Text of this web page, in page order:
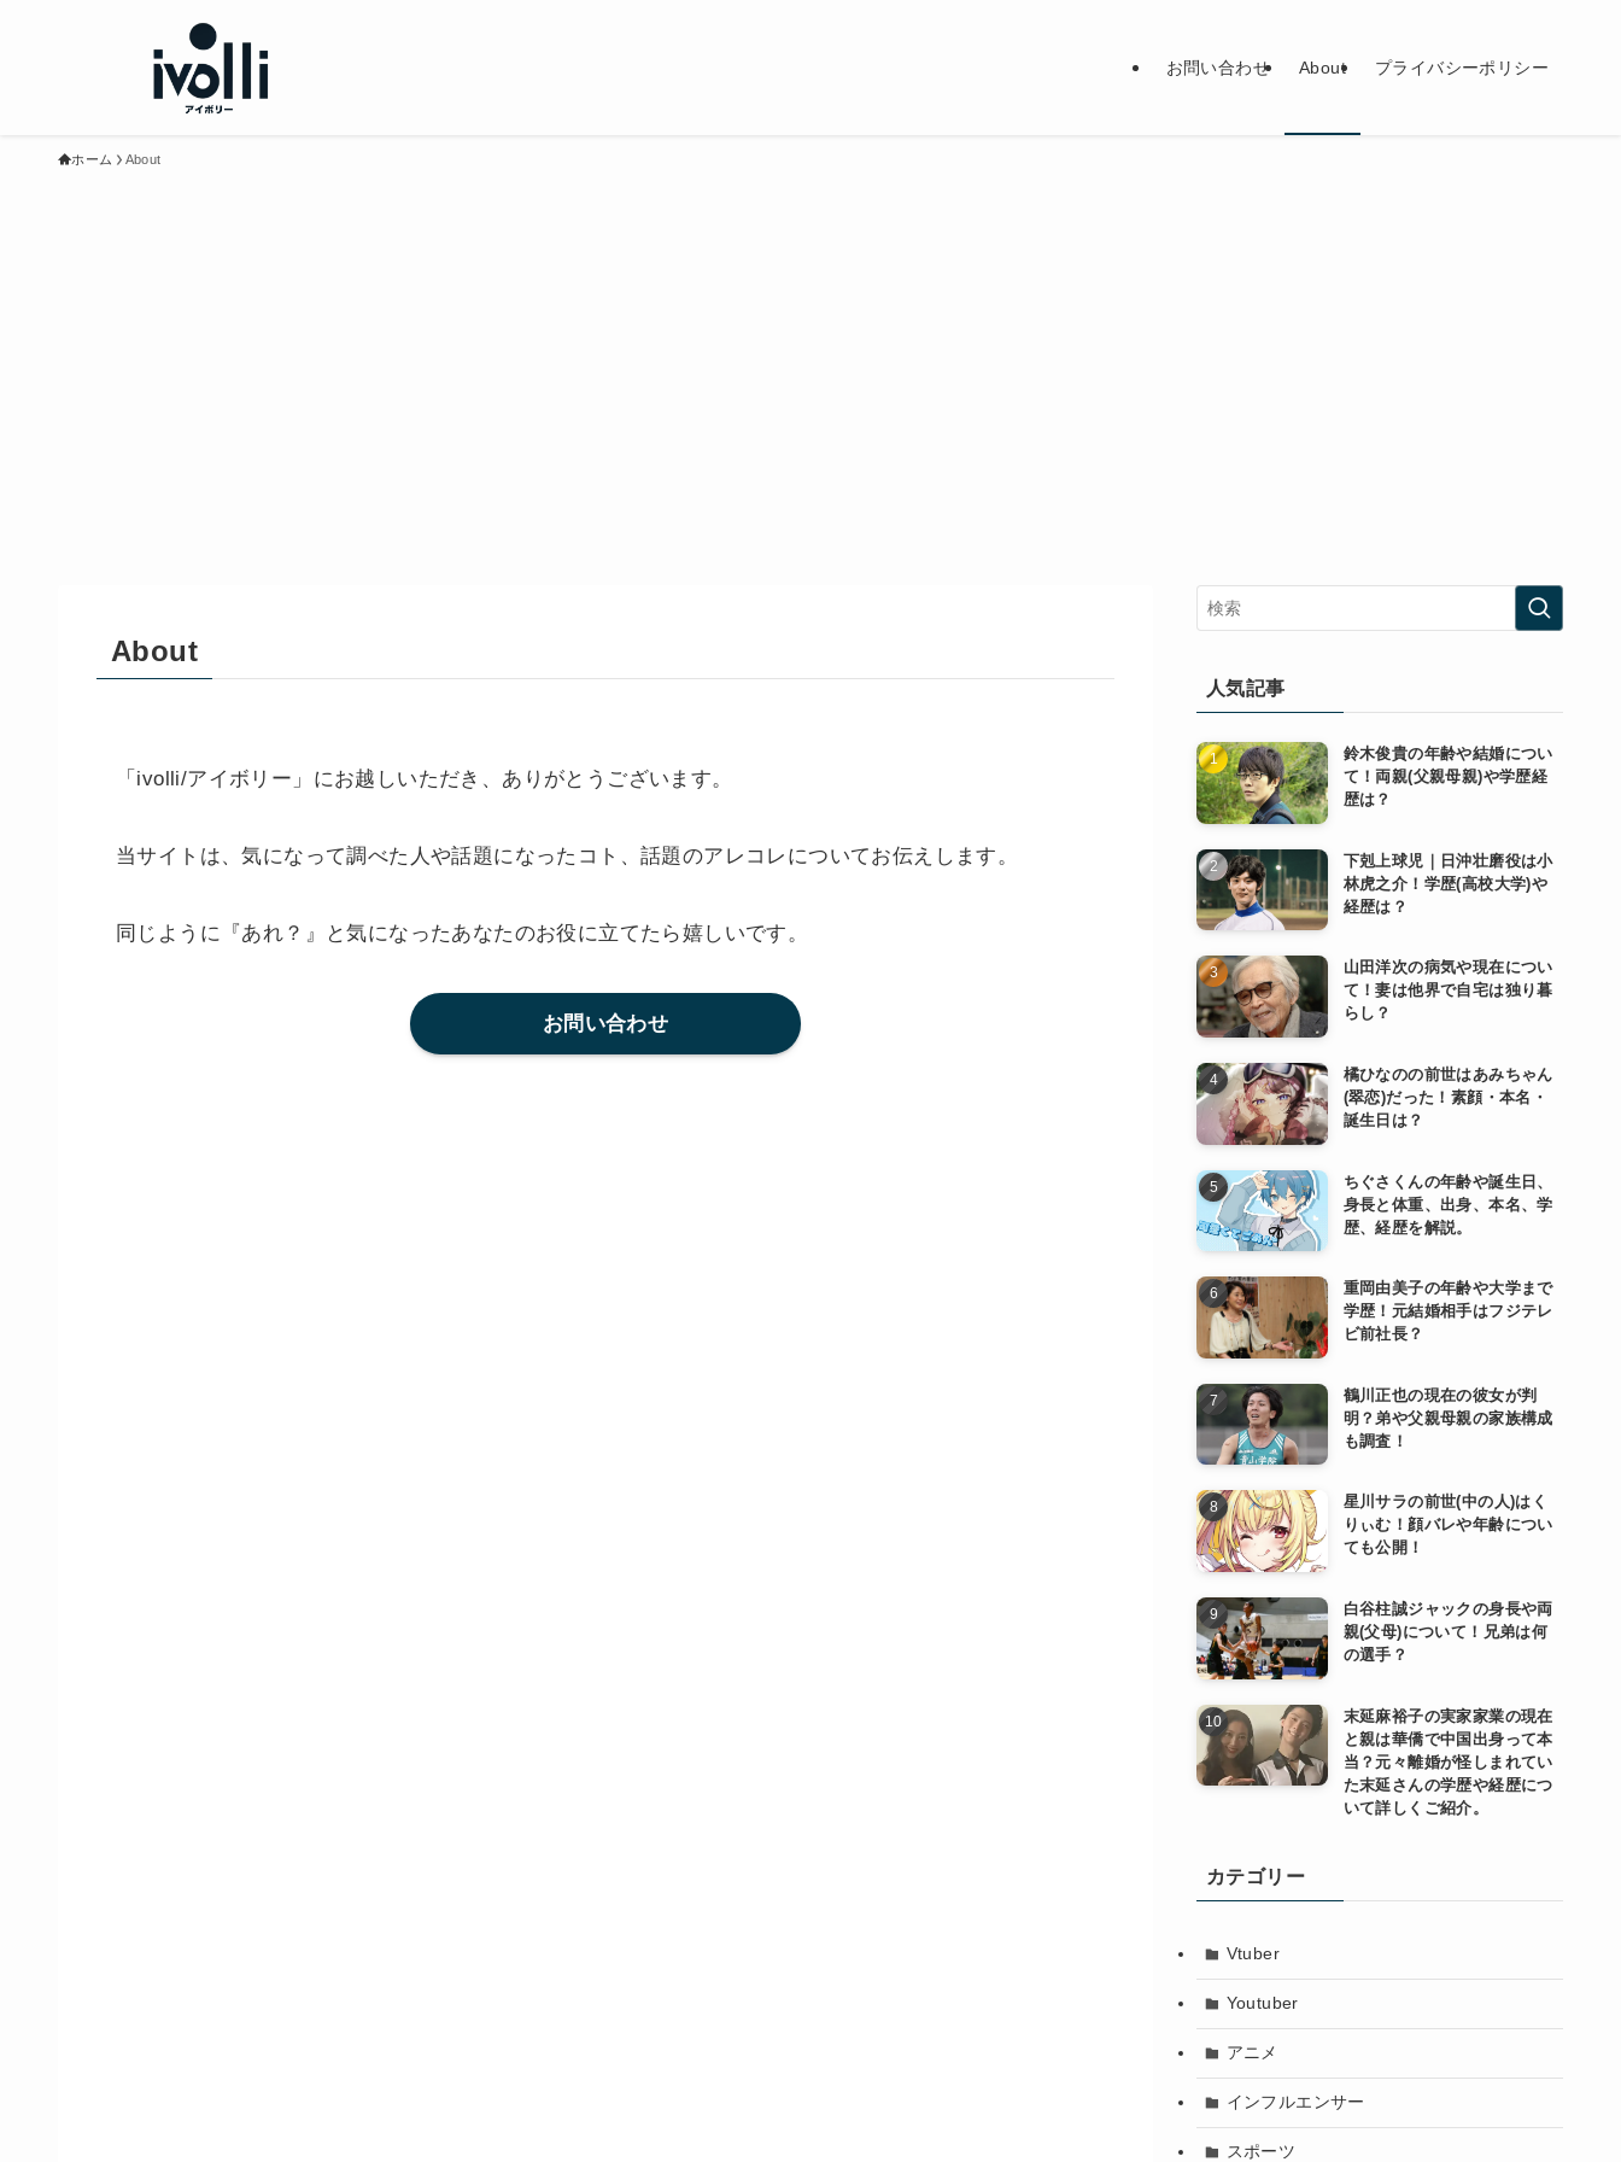
お問い合わせ About プライバシーポリシー
ホーム About
About
「ivolli/アイボリー」にお越しいただき、ありがとうございます。
当サイトは、気になって調べた人や話題になったコト、話題のアレコレについてお伝えします。
同じように『あれ？』と気になったあなたのお役に立てたら嬉しいです。
お問い合わせ
人気記事
鈴木俊貴の年齢や結婚につい
て！両親(父親母親)や学歴経
歴は？
下剋上球児｜日沖壮磨役は小
林虎之介！学歴(高校大学)や
経歴は？
山田洋次の病気や現在につい
て！妻は他界で自宅は独り暮
らし？
橘ひなのの前世はあみちゃん
(翠恋)だった！素顔・本名・
誕生日は？
ちぐさくんの年齢や誕生日、
身長と体重、出身、本名、学
歴、経歴を解説。
重岡由美子の年齢や大学まで
学歴！元結婚相手はフジテレ
ビ前社長？
鶴川正也の現在の彼女が判
明？弟や父親母親の家族構成
も調査！
星川サラの前世(中の人)はく
りぃむ！顔バレや年齢につい
ても公開！
白谷柱誠ジャックの身長や両
親(父母)について！兄弟は何
の選手？
末延麻裕子の実家家業の現在
と親は華僑で中国出身って本
当？元々離婚が怪しまれてい
た末延さんの学歴や経歴につ
いて詳しくご紹介。
カテゴリー
Vtuber
Youtuber
アニメ
インフルエンサー
スポーツ